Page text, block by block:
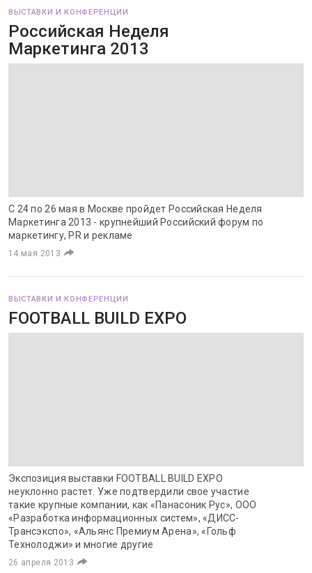
ВЫСТАВКИ И КОНФЕРЕНЦИИ
Российская Неделя
Маркетинга 2013
С 24 по 26 мая в Москве пройдет Российская Неделя
Маркетинга 2013 - крупнейший Российский форум по
маркетингу, PR и рекламе
14 мая 2013
ВЫСТАВКИ И КОНФЕРЕНЦИИ
FOOTBALL BUILD EXPO
Экспозиция выставки FOOTBALL BUILD EXPO
неуклонно растет. Уже подтвердили свое участие
такие крупные компании, как «Панасоник Рус», ООО
«Разработка информационных систем», «ДИСС-
Трансэкспо», «Альянс Премиум Арена», «Гольф
Технолоджи» и многие другие
26 апреля 2013